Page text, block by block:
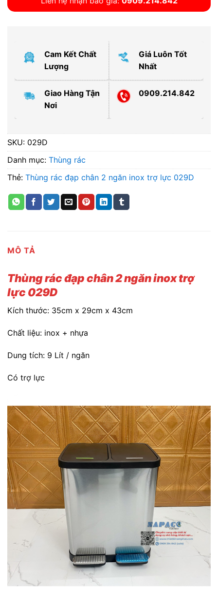
Cam Kết Chất
Lượng
Giá Luôn Tốt
Nhất
Giao Hàng Tận
Nơi
0909.214.842
SKU: 029D
Danh mục: Thùng rác
Thẻ: Thùng rác đạp chân 2 ngăn inox trợ lực 029D
MÔ TẢ
Thùng rác đạp chân 2 ngăn inox trợ
lực 029D
Kích thước: 35cm x 29cm x 43cm
Chất liệu: inox + nhựa
Dung tích: 9 Lít / ngăn
Có trợ lực